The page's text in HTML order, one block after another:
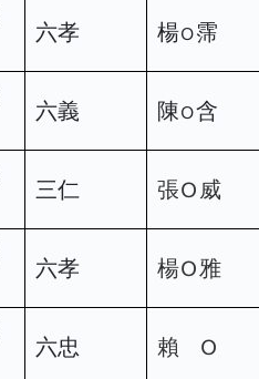
六孝 楊Ｏ霈
六義 陳Ｏ含
三仁 張Ｏ 威
六孝 楊Ｏ雅
六忠 賴 Ｏ